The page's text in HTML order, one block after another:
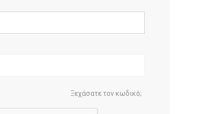
Ξεχάσατε τον κωδικό;